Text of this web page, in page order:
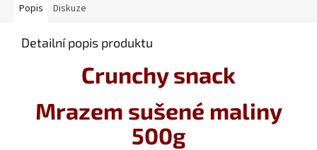
Popis Diskuze
Detailní popis produktu
Crunchy snack
Mrazem sušené maliny
500g